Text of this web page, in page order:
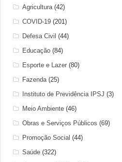
Agricultura (42)
COVID-19 (201)
Defesa Civil (44)
Educação (84)
Esporte e Lazer (80)
Fazenda (25)
Instituto de Previdência IPSJ (3)
Meio Ambiente (46)
Obras e Serviços Públicos (69)
Promoção Social (44)
Saúde (322)